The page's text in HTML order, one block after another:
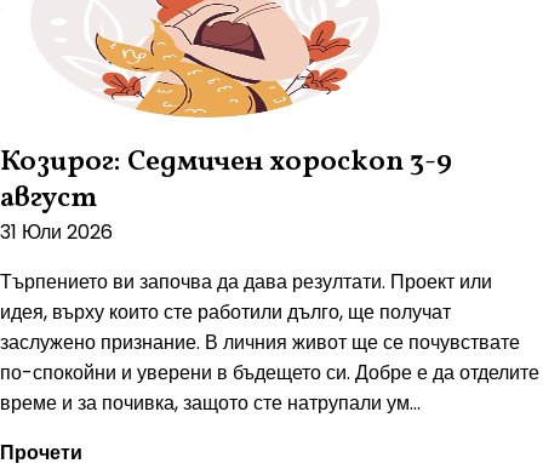
Козирог: Седмичен хороскоп 3-9
август
31 Юли 2026
Търпението ви започва да дава резултати. Проект или
идея, върху които сте работили дълго, ще получат
заслужено признание. В личния живот ще се почувствате
по-спокойни и уверени в бъдещето си. Добре е да отделите
време и за почивка, защото сте натрупали ум...
Прочети